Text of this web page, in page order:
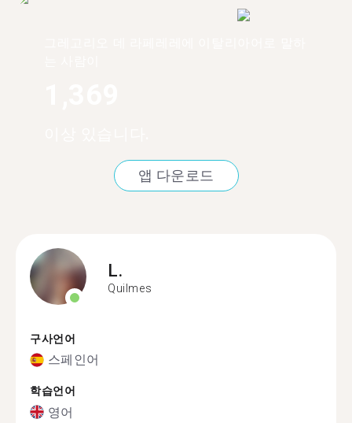
앱 다운로드
L.
Quilmes
구사언어
스페인어
학습언어
영어